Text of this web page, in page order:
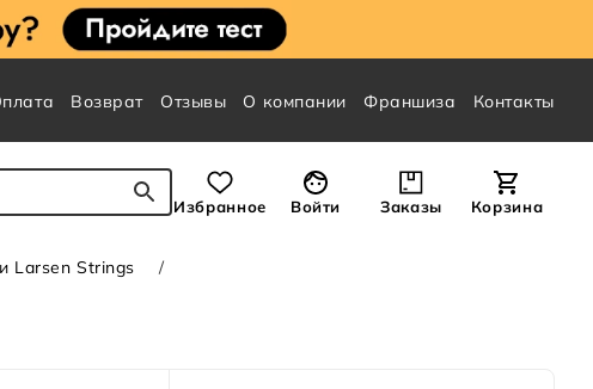
Возврат Отзывы О компании Франшиза Контакты
Избранное Войти Заказы Корзина
Larsen Strings